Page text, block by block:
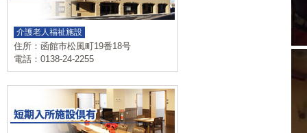
介護老人福祉施設
住所：函館市松風町19番18号
電話：0138-24-2255